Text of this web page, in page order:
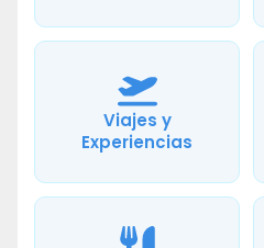
Viajes y
Experiencias